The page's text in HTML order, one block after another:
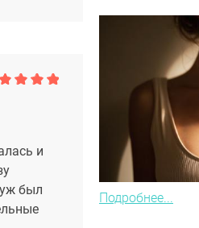
к
когда
и
был
Подробнее...